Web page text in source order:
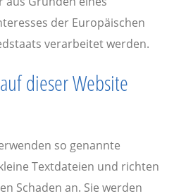
der Europäischen
verarbeitet werden.
dieser Website
so genannte
Textdateien und richten
Schaden an. Sie werden